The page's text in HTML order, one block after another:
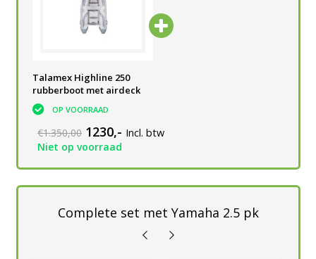
Talamex Highline 250
rubberboot met airdeck
OP VOORRAAD
€1.350,00 1230,- Incl. btw
Niet op voorraad
Complete set met Yamaha 2.5 pk